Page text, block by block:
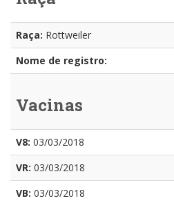
Raça: Rottweiler
Nome de registro:
Vacinas
V8: 03/03/2018
VR: 03/03/2018
VB: 03/03/2018